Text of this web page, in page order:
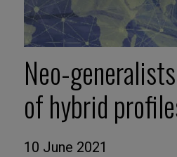
Neo-
of hybrid
10 June 2021